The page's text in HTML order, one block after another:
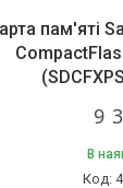
пам'яті
9
В